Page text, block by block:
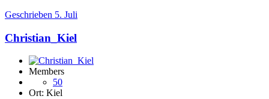
Geschrieben 5. Juli
Christian_Kiel
Members
50
Ort: Kiel